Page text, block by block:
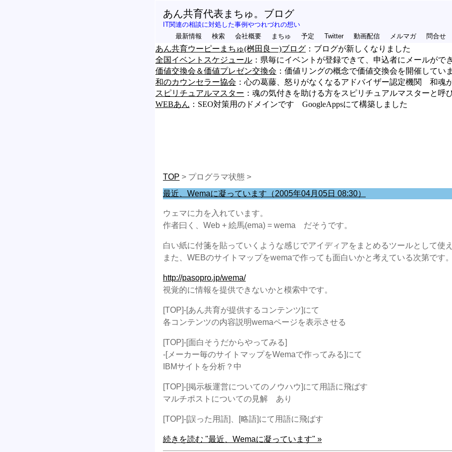
あん共育代表まちゅ。ブログ
IT関連の相談に対処した事例やつれづれの想い
最新情報
検索 会社概要 まちゅ 予定 Twitter 動画配信 メルマガ 問合せ
あん共育ウーピーまちゅ(桝田良一)ブログ ：ブログが新しくなりました
全国イベントスケジュール ：県毎にイベントが登録できて、申込者にメールがで
価値交換会＆価値プレゼン交換会 ：価値リングの概念で価値交換会を開催してい
和のカウンセラー協会 ：心の葛藤、怒りがなくなるアドバイザー認定機関 和魂
スピリチュアルマスター ：魂の気付きを助ける方をスピリチュアルマスターと呼
WEBあん ：SEO対策用のドメインです GoogleAppsにて構築しました
TOP > プログラマ状態 >
最近、Wemaに凝っています（2005年04月05日 08:30）
ウェマに力を入れています。
作者曰く、Web + 絵馬(ema) = wema だそうです。
白い紙に付箋を貼っていくような感じでアイディアをまとめるツールとして使え
また、WEBのサイトマップをwemaで作っても面白いかと考えている次第です。
http://pasopro.jp/wema/
視覚的に情報を提供できないかと模索中です。
[TOP]-[あん共育が提供するコンテンツ]にて
各コンテンツの内容説明wemaページを表示させる
[TOP]-[面白そうだからやってみる]
-[メーカー毎のサイトマップをWemaで作ってみる]にて
IBMサイトを分析？中
[TOP]-[掲示板運営についてのノウハウ]にて用語に飛ばす
マルチポストについての見解 あり
[TOP]-[誤った用語]、[略語]にて用語に飛ばす
続きを読む "最近、Wemaに凝っています" »